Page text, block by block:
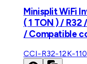
Minisplit WiFi
( 1 TON ) /
/ Compatible
CCI-R32-12K-110